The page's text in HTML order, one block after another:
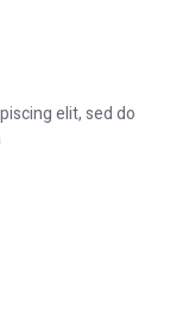
elit, sed do